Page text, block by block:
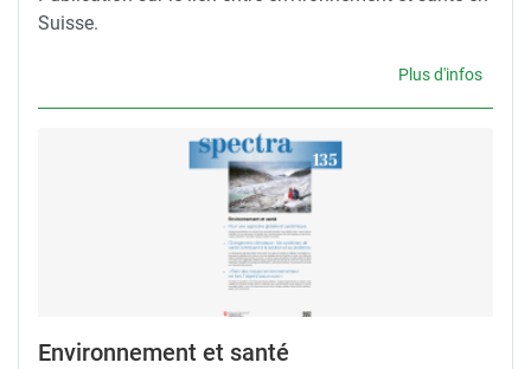
Suisse.
Plus d'infos
Environnement et santé